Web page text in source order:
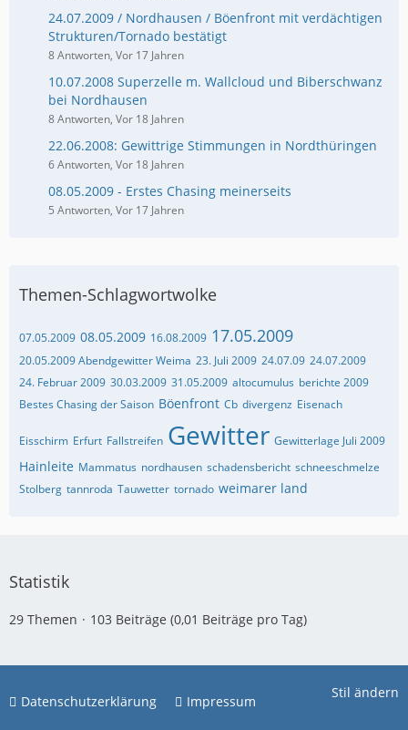
24.07.2009 / Nordhausen / Böenfront mit verdächtigen
Strukturen/Tornado bestätigt
8 Antworten, Vor 17 Jahren
10.07.2008 Superzelle m. Wallcloud und Biberschwanz
bei Nordhausen
8 Antworten, Vor 18 Jahren
22.06.2008: Gewittrige Stimmungen in Nordthüringen
6 Antworten, Vor 18 Jahren
08.05.2009 - Erstes Chasing meinerseits
5 Antworten, Vor 17 Jahren
Themen-Schlagwortwolke
07.05.2009 08.05.2009 16.08.2009 17.05.2009
20.05.2009 Abendgewitter Weima 23. Juli 2009 24.07.09 24.07.2009
24. Februar 2009 30.03.2009 31.05.2009 altocumulus berichte 2009
Bestes Chasing der Saison Böenfront Cb divergenz Eisenach
Eisschirm Erfurt Fallstreifen Gewitter Gewitterlage Juli 2009
Hainleite Mammatus nordhausen schadensbericht schneeschmelze
Stolberg tannroda Tauwetter tornado weimarer land
Statistik
29 Themen 103 Beiträge (0,01 Beiträge pro Tag)
Stil ändern
Datenschutzerklärung Impressum